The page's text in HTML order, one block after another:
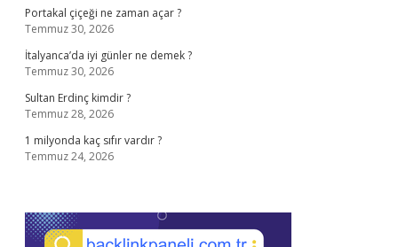
Portakal çiçeği ne zaman açar ?
Temmuz 30, 2026
İtalyanca’da iyi günler ne demek ?
Temmuz 30, 2026
Sultan Erdinç kimdir ?
Temmuz 28, 2026
1 milyonda kaç sıfır vardır ?
Temmuz 24, 2026